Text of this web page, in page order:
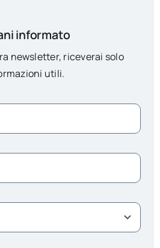
informato
newsletter, riceverai solo
utili.